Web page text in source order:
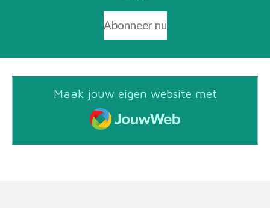
Abonneer nu
Maak jouw eigen website met
JouwWeb